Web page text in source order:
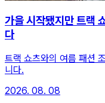
가을 시작됐지만 트랙
다
트랙 쇼츠와의 여름 패션
니다.
2026. 08. 08